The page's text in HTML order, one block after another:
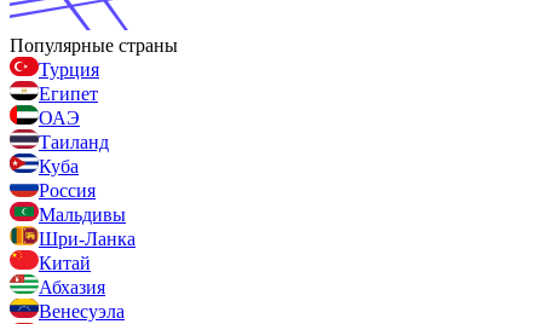
Популярные страны
Турция
Египет
ОАЭ
Таиланд
Куба
Россия
Мальдивы
Шри-Ланка
Китай
Абхазия
Венесуэла